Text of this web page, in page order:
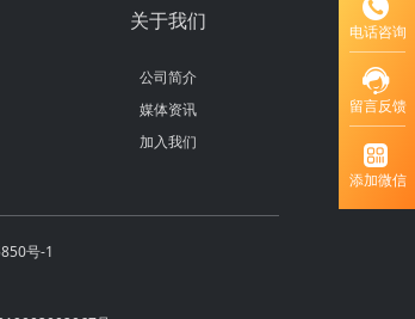
关于我们
公司简介
媒体资讯
加入我们
号-1
电话咨询
留言反馈
添加微信